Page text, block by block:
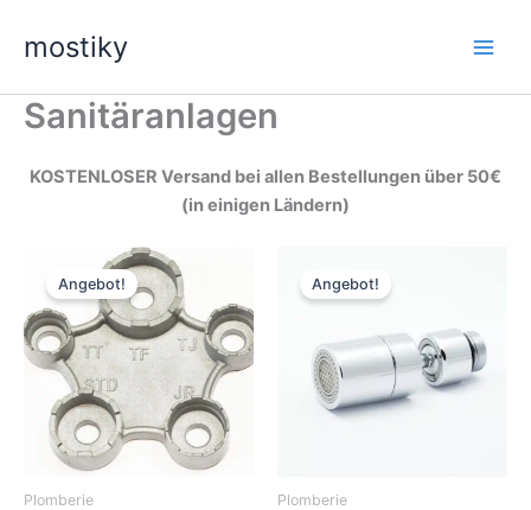
Inhaltmostiky
Sanitäranlagen
KOSTENLOSER Versand bei allen Bestellungen über 50€
(in einigen Ländern)
Angebot!
Plomberie
Angebot!
Plomberie